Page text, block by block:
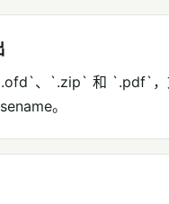
、`.zip` 和 `.pdf`，
。